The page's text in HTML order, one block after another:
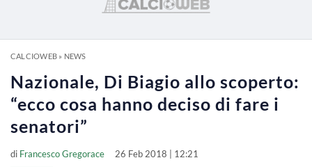
CALCIOWEB» NEWS
Nazionale, Di Biagio allo scoperto:
“ecco cosa hanno deciso di fare i
senatori”
di Francesco Gregorace 26 Feb 2018 | 12:21